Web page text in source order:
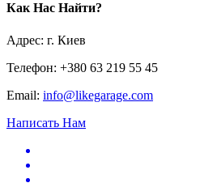
Как Нас Найти?
Адрес: г. Киев
Телефон: +380 63 219 55 45
Email: info@likegarage.com
Написать Нам